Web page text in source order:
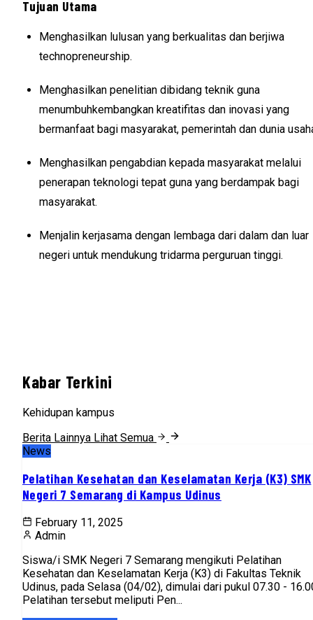
Tujuan Utama
Menghasilkan lulusan yang berkualitas dan berjiwa
technopreneurship.
Menghasilkan penelitian dibidang teknik guna
menumbuhkembangkan kreatifitas dan inovasi yang
bermanfaat bagi masyarakat, pemerintah dan dunia
Menghasilkan pengabdian kepada masyarakat melalui
penerapan teknologi tepat guna yang berdampak bagi
masyarakat.
Menjalin kerjasama dengan lembaga dari dalam dan luar
negeri untuk mendukung tridarma perguruan tinggi.
Kabar Terkini
Kehidupan kampus
Berita Lainnya Lihat Semua
News
Pelatihan Kesehatan dan Keselamatan Kerja (K3) SMK
Negeri 7 Semarang di Kampus Udinus
February 11, 2025
Admin
Siswa/i SMK Negeri 7 Semarang mengikuti Pelatihan
Kesehatan dan Keselamatan Kerja (K3) di Fakultas Teknik
Udinus, pada Selasa (04/02), dimulai dari pukul 07.30 -
Pelatihan tersebut meliputi Pen...